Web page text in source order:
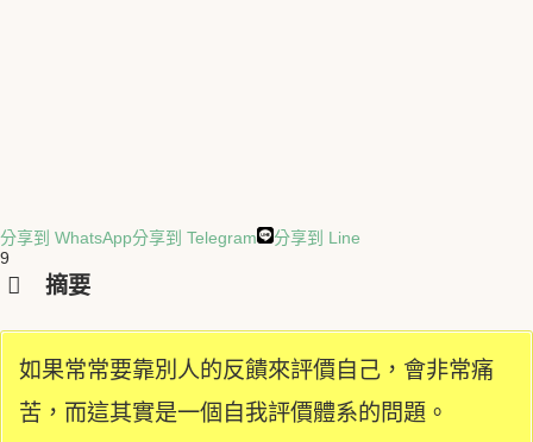
分享到 WhatsApp分享到 Telegram
分享到 Line
9
摘要
如果常常要靠別人的反饋來評價自己，會非常痛
苦，而這其實是一個自我評價體系的問題。